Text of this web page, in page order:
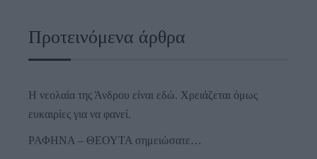
Προτεινόμενα άρθρα
Η νεολαία της Άνδρου είναι εδώ. Χρειάζεται όμως
ευκαιρίες για να φανεί.
ΡΑΦΗΝΑ – ΘΕΟΥΤΑ σημειώσατε…